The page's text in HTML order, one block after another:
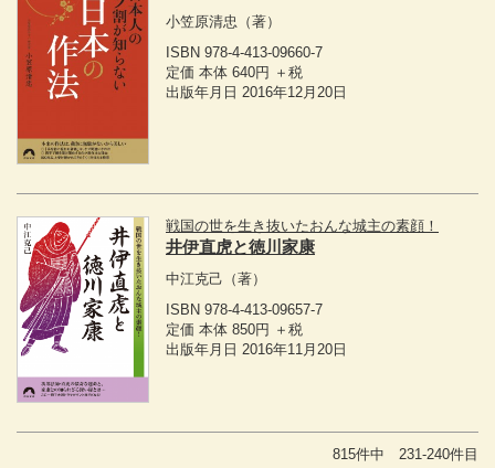
小笠原清忠 （著）
ISBN 978-4-413-09660-7
定価 本体 640円 ＋税
出版年月日 2016年12月20日
戦国の世を生き抜いたおんな城主の素顔！
井伊直虎と徳川家康
中江克己 （著）
ISBN 978-4-413-09657-7
定価 本体 850円 ＋税
出版年月日 2016年11月20日
815件中 231-240件目